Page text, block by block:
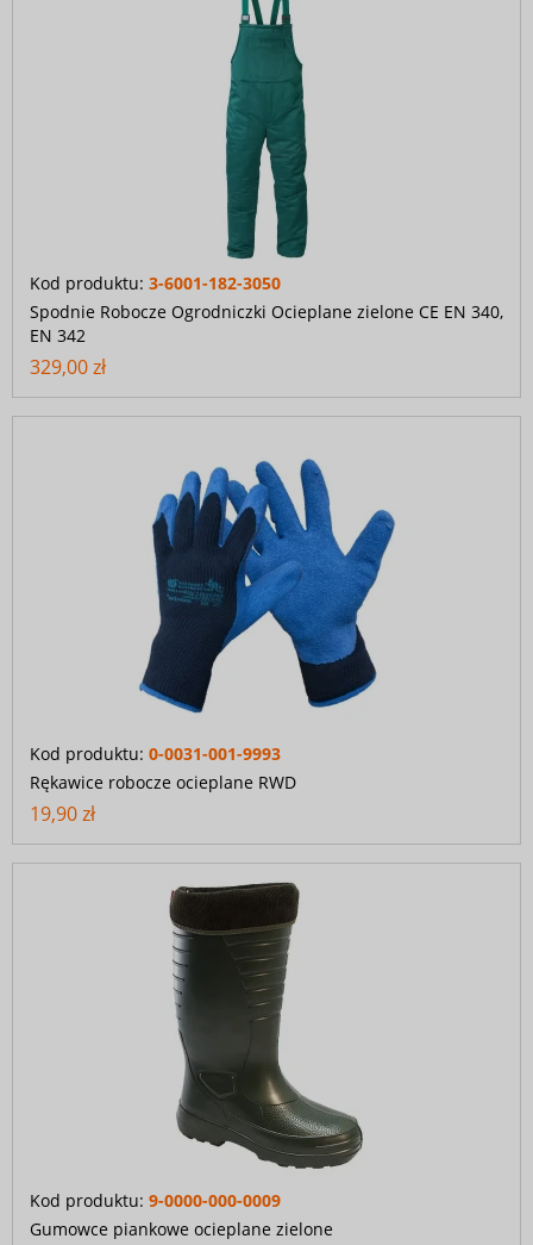
Kod produktu: 3-6001-182-3050
Spodnie Robocze Ogrodniczki Ocieplane zielone CE EN 340,
EN 342
329,00 zł
Kod produktu: 0-0031-001-9993
Rękawice robocze ocieplane RWD
19,90 zł
Kod produktu: 9-0000-000-0009
Gumowce piankowe ocieplane zielone